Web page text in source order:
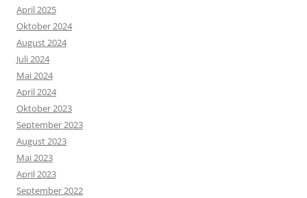
April 2025
Oktober 2024
August 2024
Juli 2024
Mai 2024
April 2024
Oktober 2023
September 2023
August 2023
Mai 2023
April 2023
September 2022